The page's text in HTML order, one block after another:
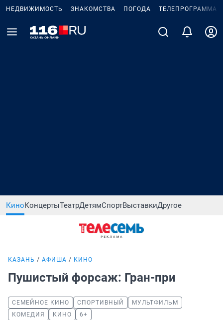
НЕДВИЖИМОСТЬ ЗНАКОМСТВА ПОГОДА ТЕЛЕПРОГРАММА
КиноКонцертыТеатрДетямСпортВыставкиДругое
КАЗАНЬ АФИША КИНО
Пушистый форсаж: Гран-при
СЕМЕЙНОЕ КИНО СПОРТИВНЫЙ
МУЛЬТФИЛЬМ
КОМЕДИЯ
КИНО 6+